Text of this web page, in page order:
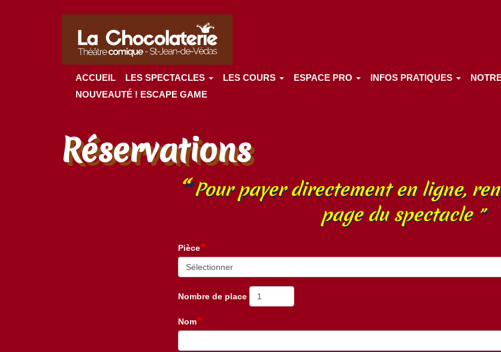
Navigation
principale
ACCUEIL LES SPECTACLES LES COURS ESPACE PRO INFOS PRATIQUES
NOUVEAUTÉ ! ESCAPE GAME
Réservations
Pour payer directement en ligne,
page du spectacle
Pièce
Nombre de place
Nom